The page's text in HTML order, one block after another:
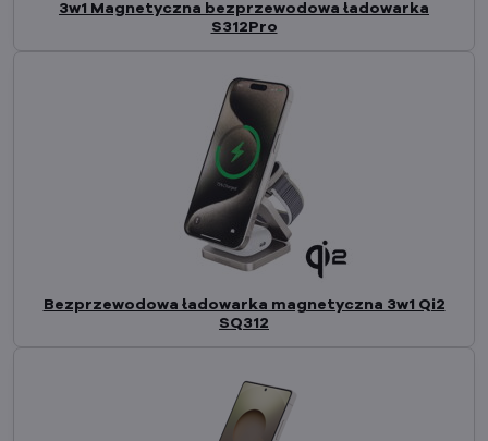
3w1 Magnetyczna bezprzewodowa ładowarka
S312Pro
Bezprzewodowa ładowarka magnetyczna 3w1 Qi2
SQ312